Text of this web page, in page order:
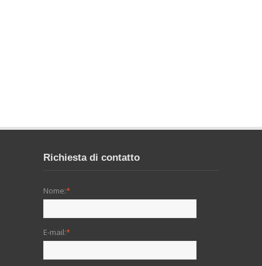
Richiesta di contatto
Nome:*
E-mail:*